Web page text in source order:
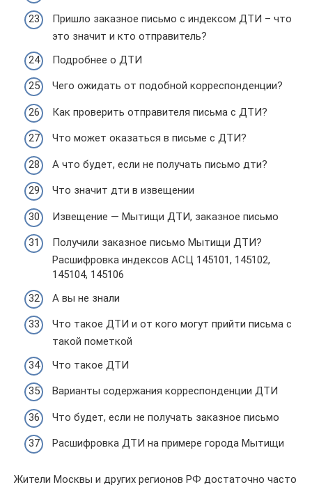
Пришло заказное письмо с индексом ДТИ – что
это значит и кто отправитель?
Подробнее о ДТИ
Чего ожидать от подобной корреспонденции?
Как проверить отправителя письма с ДТИ?
Что может оказаться в письме с ДТИ?
А что будет, если не получать письмо дти?
Что значит дти в извещении
Извещение — Мытищи ДТИ, заказное письмо
Получили заказное письмо Мытищи ДТИ?
Расшифровка индексов АСЦ 145101, 145102,
145104, 145106
А вы не знали
Что такое ДТИ и от кого могут прийти письма с
такой пометкой
Что такое ДТИ
Варианты содержания корреспонденции ДТИ
Что будет, если не получать заказное письмо
Расшифровка ДТИ на примере города Мытищи
Жители Москвы и других регионов РФ достаточно часто